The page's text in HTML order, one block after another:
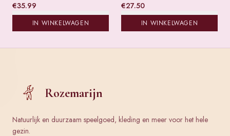
€35.99
IN WINKELWAGEN
€27.50
IN WINKELWAGEN
Rozemarijn
Natuurlijk en duurzaam speelgoed, kleding en meer voor het hele
gezin.